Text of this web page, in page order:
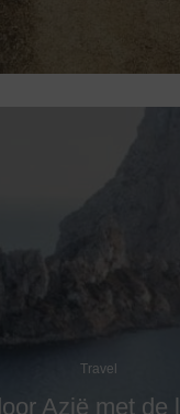
Travel
Azië met de